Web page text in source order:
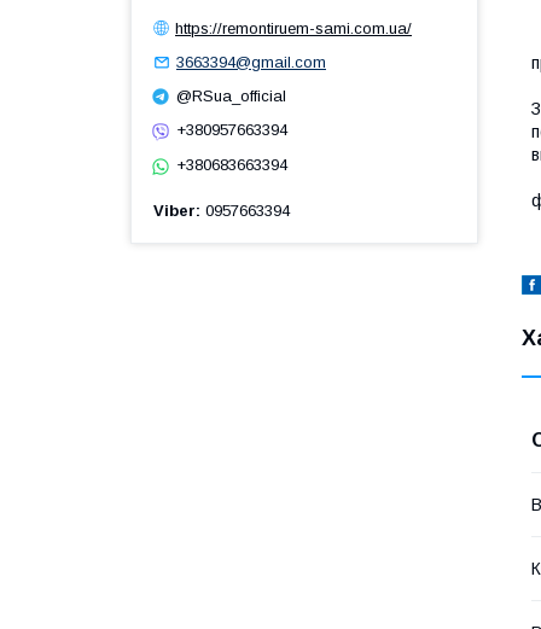
https://remontiruem-sami.com.ua/
3663394@gmail.com
@RSua_official
+380957663394
+380683663394
Viber 0957663394